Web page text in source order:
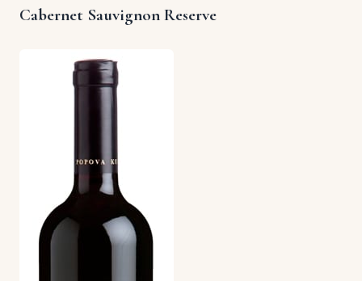
Cabernet Sauvignon Reserve